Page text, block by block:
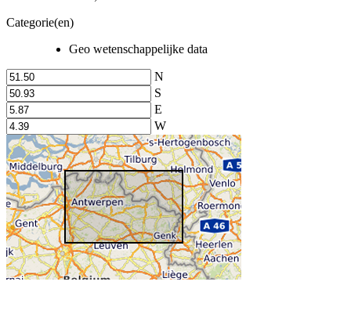
Categorie(en)
Geo wetenschappelijke data
N
S
E
W